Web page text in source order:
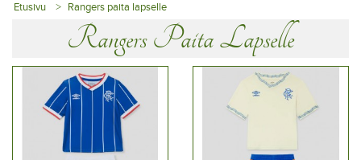
Etusivu Rangers paita lapselle
Rangers Paita Lapselle